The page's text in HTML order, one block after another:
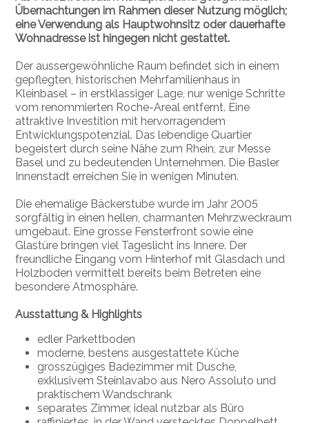
Übernachtungen im Rahmen dieser Nutzung möglich;
eine Verwendung als Hauptwohnsitz oder dauerhafte
Wohnadresse ist hingegen nicht gestattet.
Der aussergewöhnliche Raum befindet sich in einem
gepflegten, historischen Mehrfamilienhaus in
Kleinbasel – in erstklassiger Lage, nur wenige Schritte
vom renommierten Roche-Areal entfernt. Eine
attraktive Investition mit hervorragendem
Entwicklungspotenzial. Das lebendige Quartier
begeistert durch seine Nähe zum Rhein, zur Messe
Basel und zu bedeutenden Unternehmen. Die Basler
Innenstadt erreichen Sie in wenigen Minuten.
Die ehemalige Bäckerstube wurde im Jahr 2005
sorgfältig in einen hellen, charmanten Mehrzweckraum
umgebaut. Eine grosse Fensterfront sowie eine
Glastüre bringen viel Tageslicht ins Innere. Der
freundliche Eingang vom Hinterhof mit Glasdach und
Holzboden vermittelt bereits beim Betreten eine
besondere Atmosphäre.
Ausstattung & Highlights
edler Parkettboden
moderne, bestens ausgestattete Küche
grosszügiges Badezimmer mit Dusche,
exklusivem Steinlavabo aus Nero Assoluto und
praktischem Wandschrank
separates Zimmer, ideal nutzbar als Büro